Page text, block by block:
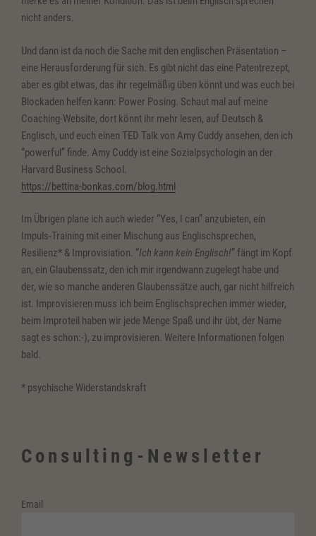
nicht anders.
Und dann ist da noch die Sache mit den englischen Präsentation –
eine Herausforderung für sich. Es gibt nicht das eine Patentrezept,
aber es gibt etwas, das ihr regelmäßig üben könnt und was euch bei
Blockaden helfen kann: Power Posing. Schaut mal auf meine
Coaching-Website, dort könnt ihr mehr lesen, auf Deutsch &
Englisch, und euch einen TED Talk von Amy Cuddy ansehen, den ich
“powerful” finde. Amy Cuddy ist eine Sozialpsychologin an der
Harvard Business School.
https://bettina-bonkas.com/blog.html
Im Übrigen plane ich auch wieder “Yes, I can” anzubieten, ein
Impuls-Training mit einer Mischung aus Englischsprechen,
Resilienz* & Improvisiation. “Ich kann kein Englisch!” fängt im Kopf
an, ein Glaubenssatz, den ich mir irgendwann zugelegt habe und
der, wie so manche anderen Glaubenssätze auch, gar nicht hilfreich
ist. Improvisieren muss ich beim Englischsprechen immer wieder,
beim Improteil haben wir jede Menge Spaß und ihr übt, der Name
sagt es schon:-), zu improvisieren. Weitere Informationen folgen
bald.
* psychische Widerstandskraft
Consulting-Newsletter
Email